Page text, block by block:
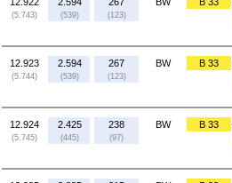
(5.743) (539) (123)
12.923
(5.744)
2.594
(539)
267
(123)
BW B 33
12.924
(5.745)
2.425
(445)
238
(97)
BW B 33